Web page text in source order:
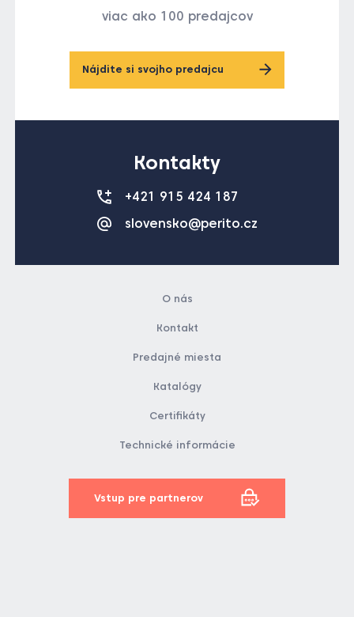
viac ako 100 predajcov
Nájdite si svojho predajcu
Kontakty
+421 915 424 187
slovensko@perito.cz
O nás
Kontakt
Predajné miesta
Katalógy
Certifikáty
Technické informácie
Vstup pre partnerov